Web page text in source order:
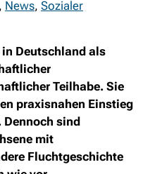
, News, Sozialer
Deutschland als
Teilhabe. Sie
praxisnahen Einstieg
sind
mit
Fluchtgeschichte